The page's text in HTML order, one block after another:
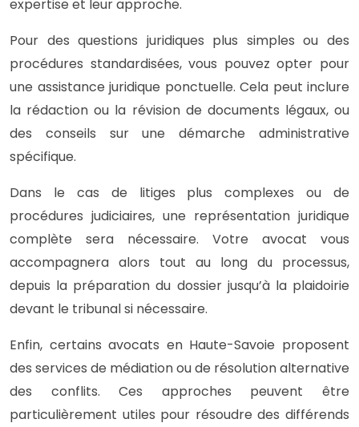
expertise et leur approche.
Pour des questions juridiques plus simples ou des
procédures standardisées, vous pouvez opter pour
une assistance juridique ponctuelle. Cela peut inclure
la rédaction ou la révision de documents légaux, ou
des conseils sur une démarche administrative
spécifique.
Dans le cas de litiges plus complexes ou de
procédures judiciaires, une représentation juridique
complète sera nécessaire. Votre avocat vous
accompagnera alors tout au long du processus,
depuis la préparation du dossier jusqu’à la plaidoirie
devant le tribunal si nécessaire.
Enfin, certains avocats en Haute-Savoie proposent
des services de médiation ou de résolution alternative
des conflits. Ces approches peuvent être
particulièrement utiles pour résoudre des différends